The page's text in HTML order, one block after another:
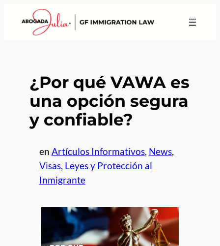
¿Por qué VAWA es
una opción segura
y confiable?
en Artículos Informativos, News
Visas, Leyes y Protección al
Inmigrante